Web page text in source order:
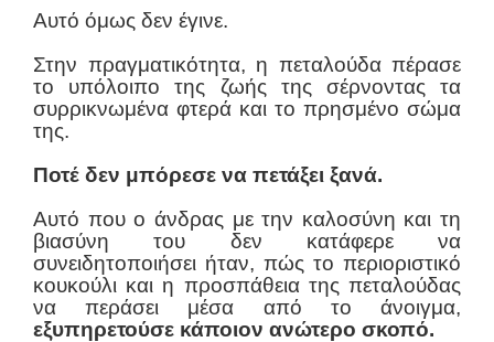
Αυτό όμως δεν έγινε.
Στην πραγματικότητα, η πεταλούδα πέρασε
το υπόλοιπο της ζωής της σέρνοντας τα
συρρικνωμένα φτερά και το πρησμένο σώμα
της.
Ποτέ δεν μπόρεσε να πετάξει ξανά.
Αυτό που ο άνδρας με την καλοσύνη και τη
βιασύνη του δεν κατάφερε να
συνειδητοποιήσει ήταν, πώς το περιοριστικό
κουκούλι και η προσπάθεια της πεταλούδας
να περάσει μέσα από το άνοιγμα,
εξυπηρετούσε κάποιον ανώτερο σκοπό.